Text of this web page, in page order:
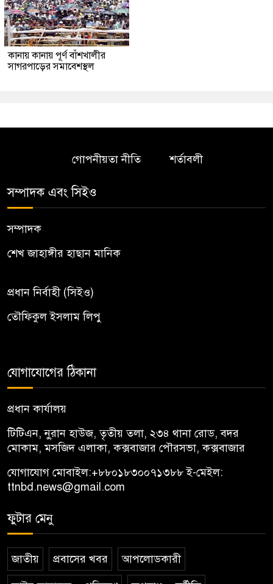
কানায় কানায় পূর্ণ বাঁশখালীর
সাগরপাড়ের সমাবেশস্থল
গোপনীয়তা নীতি শর্তাবলী
সম্পাদক এবং সিইও
সম্পাদক
শেখ জাহাঙ্গীর হাছান মানিক
প্রধান নির্বাহী (সিইও)
তৌফিকুল ইসলাম লিপু
যোগাযোগের ঠিকানা
প্রধান কার্যালয়
টিটিএন, নু্রান হাউজ, তৃতীয় তলা, ২৩৪ থানা রোড, বদর
মোকাম, মসজিদ এলাকা, কক্সবাজার পৌরসভা, কক্সবাজার
যোগাযোগ মোবাইল:+৮৮০১৮৩০০৭১৩৮৮ই-মেইল:
ttnbd.news@gmail.com
ফুটার মেনু
জাতীয় প্রবাসের খবর আপলোডকারী